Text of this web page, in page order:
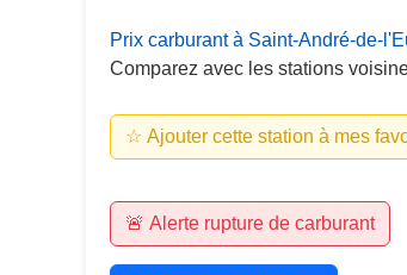
Prix carburant à Saint-André-de-
Comparez avec les stations
☆ Ajouter cette station à mes
🚨 Alerte rupture de carburant